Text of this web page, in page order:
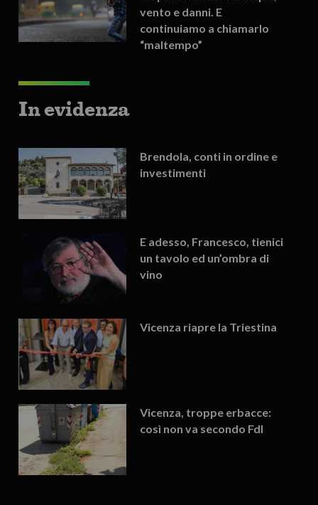
vento e danni. E
continuiamo a chiamarlo
“maltempo”
In evidenza
Brendola, conti in ordine e
investimenti
E adesso, Francesco, tienici
un tavolo ed un’ombra di
vino
Vicenza riapre la Triestina
Vicenza, troppe erbacce:
così non va secondo FdI